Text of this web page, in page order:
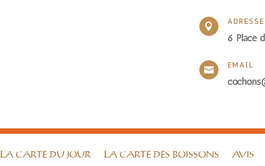
 ADRESSE
6 Place
 EMAIL
LA CARTE DU JOUR LA CARTE DES BOISSONS AVIS